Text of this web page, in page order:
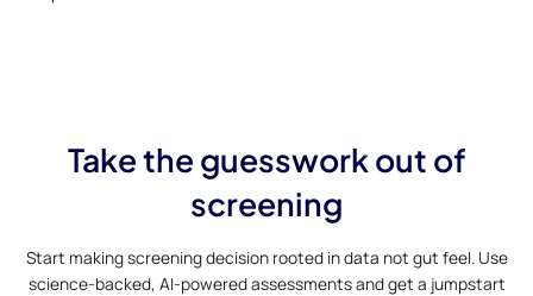
Take the guesswork out of
screening
Start making screening decision rooted in data not gut feel. Use
science-backed, AI-powered assessments and get a jumpstart